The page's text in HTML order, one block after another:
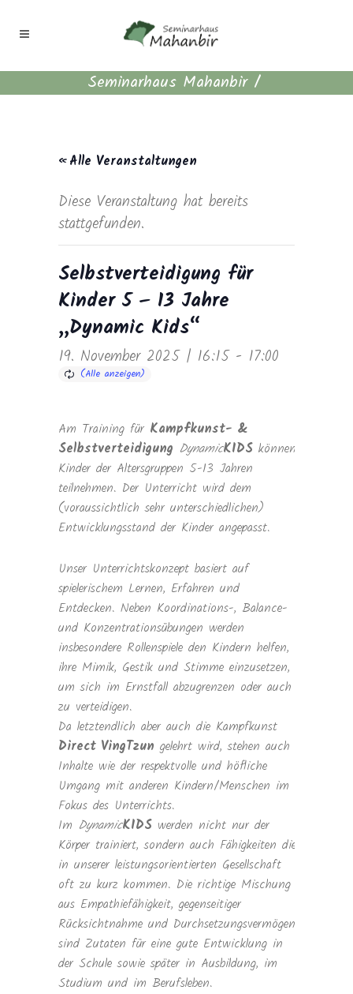
Seminarhaus Mahanbir/
« Alle Veranstaltungen
Diese Veranstaltung hat bereits
stattgefunden.
Selbstverteidigung für
Kinder 5 – 13 Jahre
„Dynamic Kids“
19. November 2025 | 16:15- 17:00
Am Training für Kampfkunst- &
Selbstverteidigung DynamicKIDS können
Kinder der Altersgruppen 5-13 Jahren
teilnehmen. Der Unterricht wird dem
(voraussichtlich sehr unterschiedlichen)
Entwicklungsstand der Kinder angepasst.
Unser Unterrichtskonzept basiert auf
spielerischem Lernen, Erfahren und
Entdecken. Neben Koordinations-, Balance-
und Konzentrationsübungen werden
insbesondere Rollenspiele den Kindern helfen,
ihre Mimik, Gestik und Stimme einzusetzen,
um sich im Ernstfall abzugrenzen oder auch
zu verteidigen.
Da letztendlich aber auch die Kampfkunst
Direct VingTzun gelehrt wird, stehen auch
Inhalte wie der respektvolle und höfliche
Umgang mit anderen Kindern/Menschen im
Fokus des Unterrichts.
Im DynamicKIDS werden nicht nur der
Körper trainiert, sondern auch Fähigkeiten die
in unserer leistungsorientierten Gesellschaft
oft zu kurz kommen. Die richtige Mischung
aus Empathiefähigkeit, gegenseitiger
Rücksichtnahme und Durchsetzungsvermögen
sind Zutaten für eine gute Entwicklung in
der Schule sowie später in Ausbildung, im
Studium und im Berufsleben.